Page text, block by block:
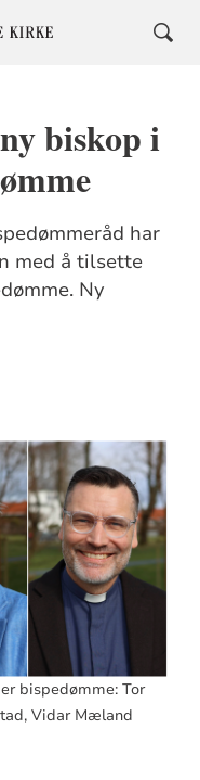
biskop i
har
med å tilsette
Ny
bispedømme: Tor
Vidar Mæland